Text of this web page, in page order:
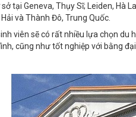
tại Geneva, Thụy Sĩ; Leiden, Hà
và Thành Đô, Trung Quốc.
viên sẽ có rất nhiều lựa chọn
cũng như tốt nghiệp với bằng